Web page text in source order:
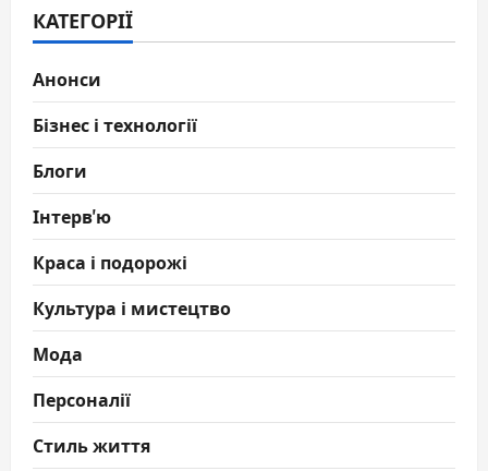
КАТЕГОРІЇ
Анонси
Бізнес і технології
Блоги
Інтерв'ю
Краса і подорожі
Культура і мистецтво
Мода
Персоналії
Стиль життя